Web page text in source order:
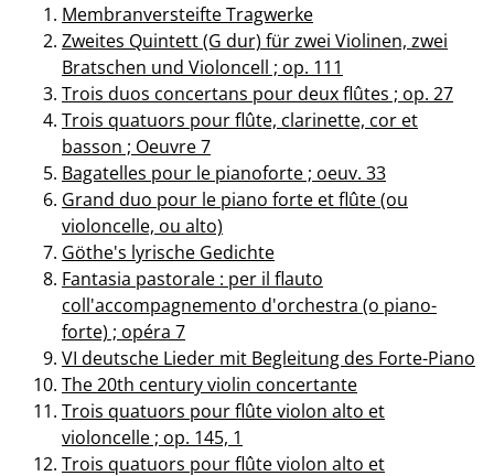
Membranversteifte Tragwerke
Zweites Quintett (G dur) für zwei Violinen, zwei
Bratschen und Violoncell ; op. 111
Trois duos concertans pour deux flûtes ; op. 27
Trois quatuors pour flûte, clarinette, cor et
basson ; Oeuvre 7
Bagatelles pour le pianoforte ; oeuv. 33
Grand duo pour le piano forte et flûte (ou
violoncelle, ou alto)
Göthe's lyrische Gedichte
Fantasia pastorale : per il flauto
coll'accompagnemento d'orchestra (o piano-
forte) ; opéra 7
VI deutsche Lieder mit Begleitung des Forte-Piano
The 20th century violin concertante
Trois quatuors pour flûte violon alto et
violoncelle ; op. 145, 1
Trois quatuors pour flûte violon alto et